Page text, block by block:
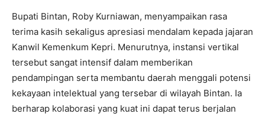
Bupati Bintan, Roby Kurniawan, menyampaikan rasa
terima kasih sekaligus apresiasi mendalam kepada jajaran
Kanwil Kemenkum Kepri. Menurutnya, instansi vertikal
tersebut sangat intensif dalam memberikan
pendampingan serta membantu daerah menggali potensi
kekayaan intelektual yang tersebar di wilayah Bintan. Ia
berharap kolaborasi yang kuat ini dapat terus berjalan